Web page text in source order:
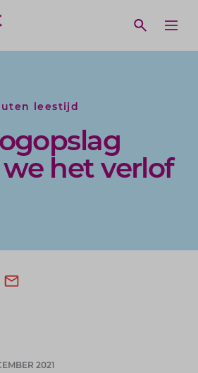
logo
Open
leestijd
het verlof
2021